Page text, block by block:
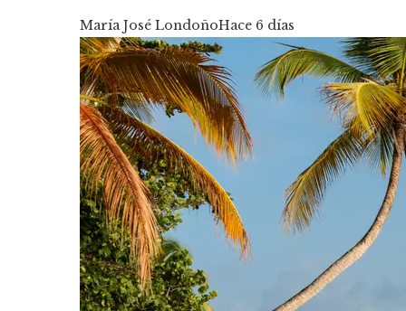
María José LondoñoHace 6 días